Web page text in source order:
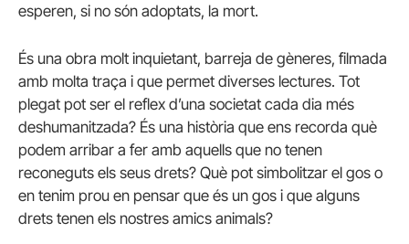
esperen, si no són adoptats, la mort.
És una obra molt inquietant, barreja de gèneres, filmada
amb molta traça i que permet diverses lectures. Tot
plegat pot ser el reflex d’una societat cada dia més
deshumanitzada? És una història que ens recorda què
podem arribar a fer amb aquells que no tenen
reconeguts els seus drets? Què pot simbolitzar el gos o
en tenim prou en pensar que és un gos i que alguns
drets tenen els nostres amics animals?